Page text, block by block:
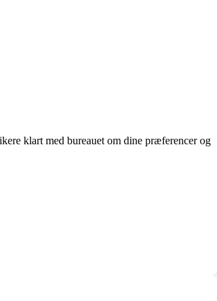
klart med bureauet om dine præferencer og